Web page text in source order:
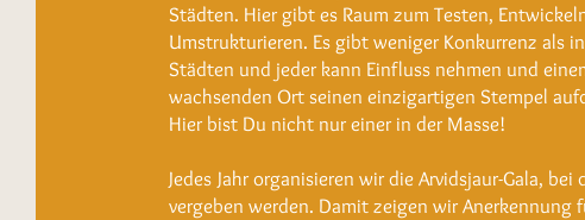
Städten. Hier gibt es Raum zum Testen,
Umstrukturieren. Es gibt weniger Konkurrenz als
Städten und jeder kann Einfluss nehmen und
wachsenden Ort seinen einzigartigen Stempel
Hier bist Du nicht nur einer in der Masse!
Jedes Jahr organisieren wir die Arvidsjaur-Gala, bei
vergeben werden. Damit zeigen wir Anerkennung